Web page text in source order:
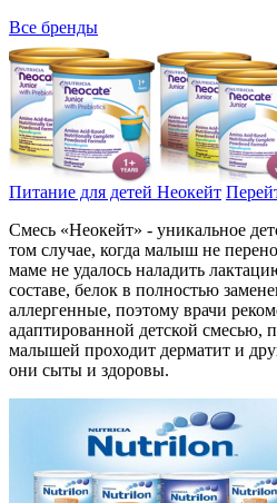
Все бренды
Питание для детей Неокейт
Смесь «Неокейт» - уникальное
том случае, когда малыш не
маме не удалось наладить
составе, белок в полностью
аллергенные, поэтому врачи
адаптированной детской смесью,
малышей проходит дерматит и
они сыты и здоровы.